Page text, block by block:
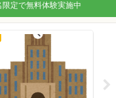
定で無料体験実施中